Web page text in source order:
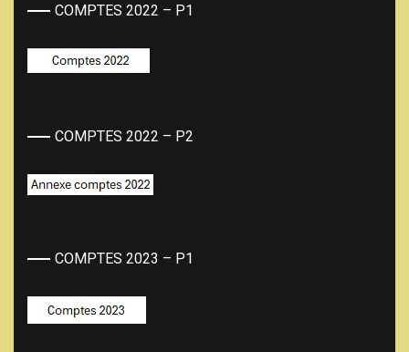
COMPTES 2022 – P1
COMPTES 2022 – P2
COMPTES 2023 – P1